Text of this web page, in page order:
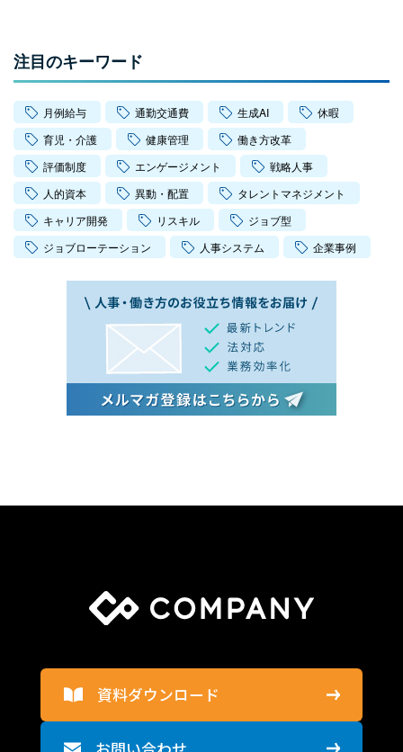
注目のキーワード
月例給与 通勤交通費 生成AI
休暇
育児・介護
健康管理
働き方改革
評価制度
エンゲージメント
戦略人事
人的資本
異動・配置
タレントマネジメント
キャリア開発
リスキル
ジョブ型
ジョブローテーション
人事システム 企業事例
資料ダウンロード